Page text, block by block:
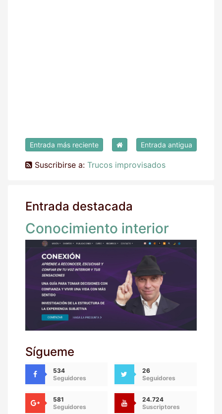
Entrada más reciente Entrada antigua
Suscribirse a: Trucos improvisados
Entrada destacada
Conocimiento interior
Sígueme
534
Seguidores
26
Seguidores
581
Seguidores
24.724
Suscriptores